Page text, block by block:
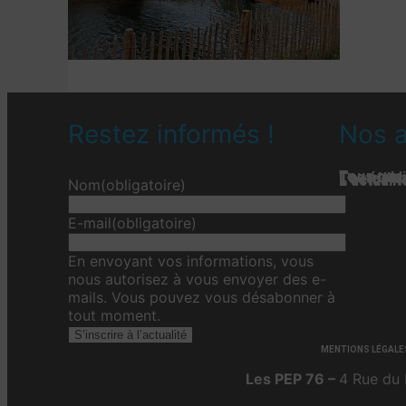
Restez informés !
Nom(obligatoire)
E-mail(obligatoire)
En envoyant vos informations, vous
nous autorisez à vous envoyer des e-
mails. Vous pouvez vous désabonner à
tout moment.
S’inscrire à l’actualité
Nos
Tous
Les
Toute
MENTIONS
Les PEP 76 – 4 Rue du